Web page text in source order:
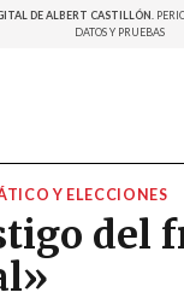
DE ALBERT CASTILLÓN.
DATOS Y PRUEBAS
Y ELECCIONES
del